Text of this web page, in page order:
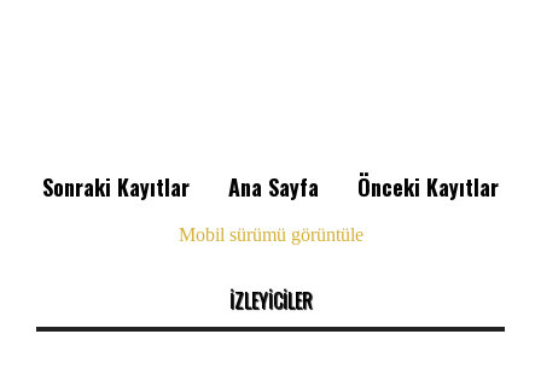
Sonraki Kayıtlar Önceki Kayıtlar
Ana Sayfa
Mobil sürümü görüntüle
İZLEYİCİLER